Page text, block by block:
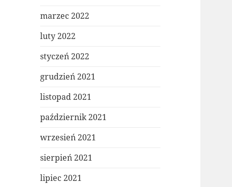
marzec 2022
luty 2022
styczeń 2022
grudzień 2021
listopad 2021
październik 2021
wrzesień 2021
sierpień 2021
lipiec 2021